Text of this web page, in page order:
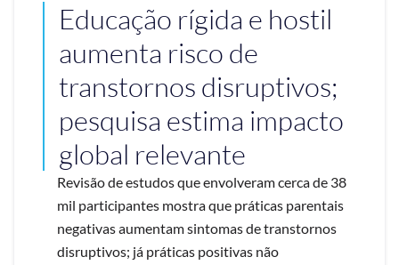
Educação rígida e hostil
aumenta risco de
transtornos disruptivos;
pesquisa estima impacto
global relevante
Revisão de estudos que envolveram cerca de 38
mil participantes mostra que práticas parentais
negativas aumentam sintomas de transtornos
disruptivos; já práticas positivas não